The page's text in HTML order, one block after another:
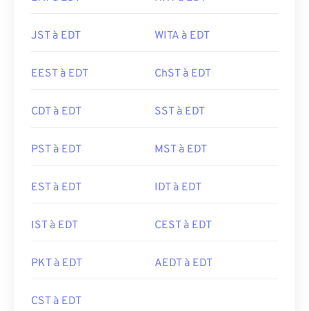
JST à EDT WITA à EDT
EEST à EDT ChST à EDT
CDT à EDT SST à EDT
PST à EDT MST à EDT
EST à EDT IDT à EDT
IST à EDT CEST à EDT
PKT à EDT AEDT à EDT
CST à EDT